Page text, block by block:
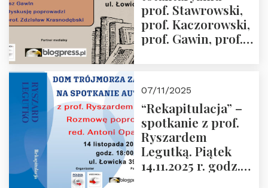
godz. 18:00.
prof. Stawrowski,
prof. Kaczorowski,
prof. Gawin, prof.
07/11/2025
“Rekapitulacja” –
spotkanie z prof.
Ryszardem
Legutką. Piątek
14.11.2025 r. godz.